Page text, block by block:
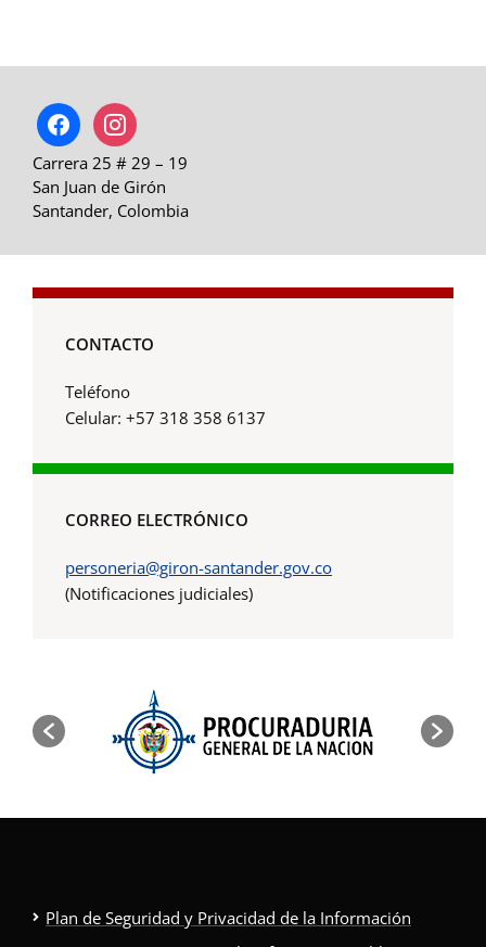
facebookinstagram
Carrera 25 # 29 – 19
San Juan de Girón
Santander, Colombia
CONTACTO
Teléfono
Celular: +57 318 358 6137
CORREO ELECTRÓNICO
personeria@giron-santander.gov.co
(Notificaciones judiciales)
Plan de Seguridad y Privacidad de la Información